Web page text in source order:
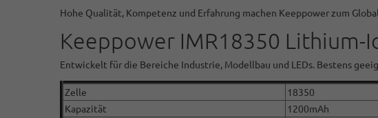
Hohe Qualität, Kompetenz und Erfahrung machen Keeppower zum
Keeppower IMR18350 Lithium-
Entwickelt für die Bereiche Industrie, Modellbau und LEDs. Bestens
Zelle
18350
Kapazität
1200mAh